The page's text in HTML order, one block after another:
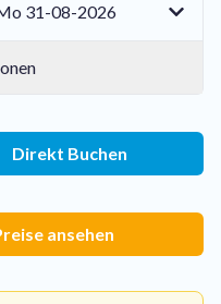
31-08-2026
Direkt Buchen
ansehen